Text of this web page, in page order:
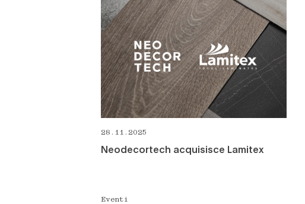
28.11.2025
Neodecortech acquisisce Lamitex
Eventi